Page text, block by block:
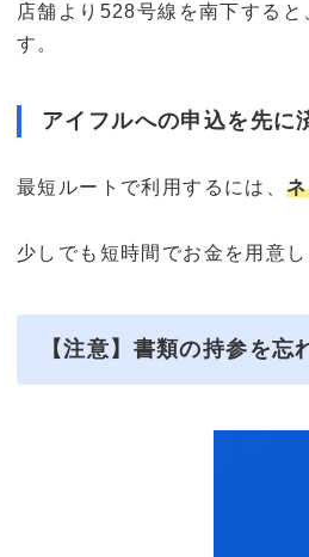
店舗より528号線を南下する
す。
アイフルへの申込を先に
最短ルートで利用するには、
少しでも短時間でお金を用意
【注意】書類の持参を忘